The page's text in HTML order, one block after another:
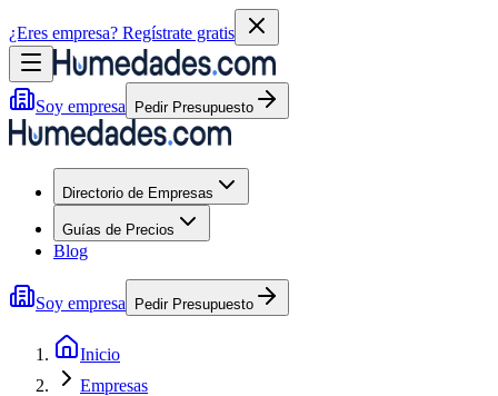
¿Eres empresa? Regístrate gratis
Soy empresa Pedir Presupuesto
Directorio de Empresas
Guías de Precios
Blog
Soy empresa Pedir Presupuesto
Inicio
Empresas